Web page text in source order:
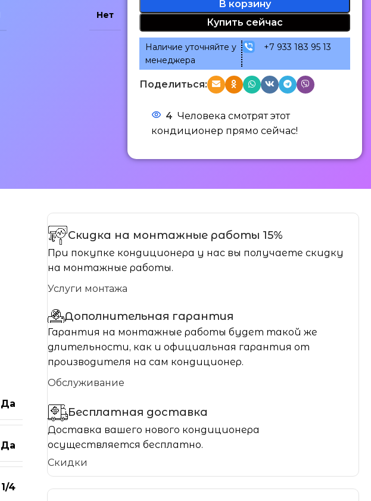
Нет
В корзину
Купить сейчас
Наличие уточняйте у
менеджера
+7 933 183 95 13
Поделиться:
4 Человека смотрят этот
кондиционер прямо сейчас!
Да
Да
1/4
Скидка на монтажные работы 15%
При покупке кондиционера у нас вы получаете скидку
на монтажные работы.
Услуги монтажа
Дополнительная гарантия
Гарантия на монтажные работы будет такой же
длительности, как и официальная гарантия от
производителя на сам кондиционер.
Обслуживание
Бесплатная доставка
Доставка вашего нового кондиционера
осуществляется бесплатно.
Скидки